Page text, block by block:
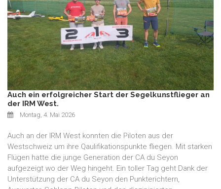
Auch ein erfolgreicher Start der Segelkunstflieger an
der IRM West.
Montag, 4. Mai 2026
Auch an der IRM West konnten die Piloten aus der
Westschweiz um ihre Qaulifikationspunkte fliegen. Mit starken
Flügen hatte die junge Generation der CA du Seyon
aufgezeigt wo der Weg hingeht. Ein toller Tag geht Dank der
Unterstützung der CA du Seyon den Punkterichtern,